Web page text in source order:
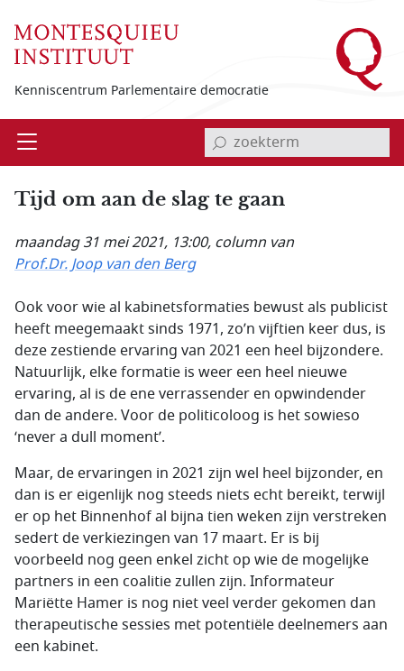
Kenniscentrum Parlementaire democratie
Open invoerveld zoekterm
Tijd om aan de slag te gaan
maandag 31 mei 2021, 13:00, column van
Prof.Dr. Joop van den Berg
Ook voor wie al kabinetsformaties bewust als publicist
heeft meegemaakt sinds 1971, zo’n vijftien keer dus, is
deze zestiende ervaring van 2021 een heel bijzondere.
Natuurlijk, elke formatie is weer een heel nieuwe
ervaring, al is de ene verrassender en opwindender
dan de andere. Voor de politicoloog is het sowieso
‘never a dull moment’.
Maar, de ervaringen in 2021 zijn wel heel bijzonder, en
dan is er eigenlijk nog steeds niets echt bereikt, terwijl
er op het Binnenhof al bijna tien weken zijn verstreken
sedert de verkiezingen van 17 maart. Er is bij
voorbeeld nog geen enkel zicht op wie de mogelijke
partners in een coalitie zullen zijn. Informateur
Mariëtte Hamer is nog niet veel verder gekomen dan
therapeutische sessies met potentiële deelnemers aan
een kabinet.